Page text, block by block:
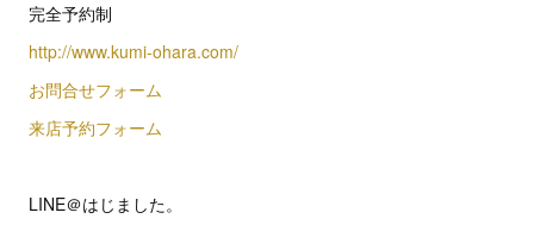
完全予約制
http://www.kumi-ohara.com/
お問合せフォーム
来店予約フォーム
LINE＠はじました。